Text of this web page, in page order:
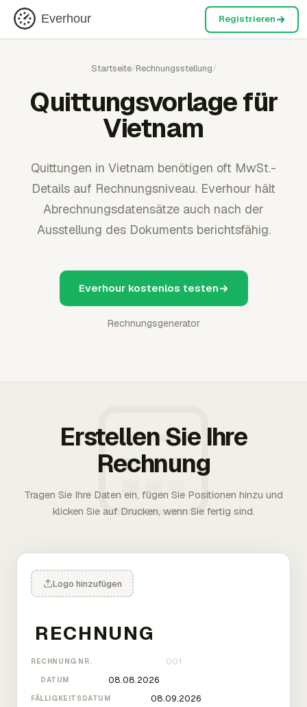
Everhour Registrieren
Startseite/Rechnungsstellung/
Quittungsvorlage für
Vietnam
Quittungen in Vietnam benötigen oft MwSt.-
Details auf Rechnungsniveau. Everhour hält
Abrechnungsdatensätze auch nach der
Ausstellung des Dokuments berichtsfähig.
Everhour kostenlos testen
Rechnungsgenerator
Erstellen Sie Ihre
Rechnung
Tragen Sie Ihre Daten ein, fügen Sie Positionen hinzu und
klicken Sie auf Drucken, wenn Sie fertig sind.
Logo hinzufügen
RECHNUNG NR.
DATUM
FÄLLIGKEITSDATUM